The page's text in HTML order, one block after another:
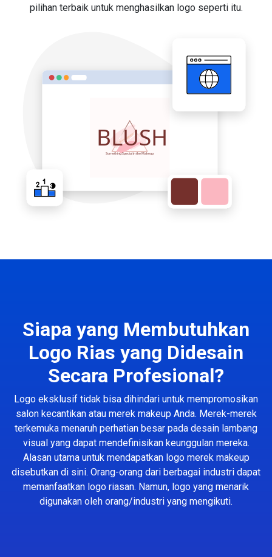
pilihan terbaik untuk menghasilkan logo seperti itu.
Siapa yang Membutuhkan
Logo Rias yang Didesain
Secara Profesional?
Logo eksklusif tidak bisa dihindari untuk mempromosikan
salon kecantikan atau merek makeup Anda. Merek-merek
terkemuka menaruh perhatian besar pada desain lambang
visual yang dapat mendefinisikan keunggulan mereka.
Alasan utama untuk mendapatkan logo merek makeup
disebutkan di sini. Orang-orang dari berbagai industri dapat
memanfaatkan logo riasan. Namun, logo yang menarik
digunakan oleh orang/industri yang mengikuti.